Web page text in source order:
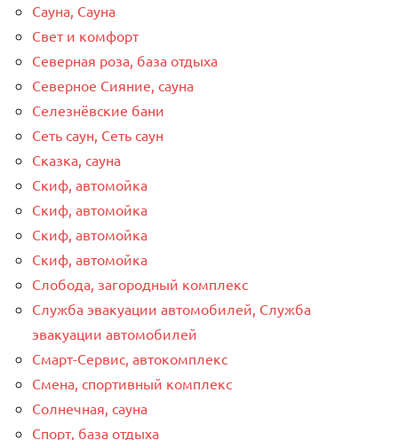
Сауна, Сауна
Свет и комфорт
Северная роза, база отдыха
Северное Сияние, сауна
Селезнёвские бани
Сеть саун, Сеть саун
Сказка, сауна
Скиф, автомойка
Скиф, автомойка
Скиф, автомойка
Скиф, автомойка
Слобода, загородный комплекс
Служба эвакуации автомобилей, Служба
эвакуации автомобилей
Смарт-Сервис, автокомплекс
Смена, спортивный комплекс
Солнечная, сауна
Спорт, база отдыха